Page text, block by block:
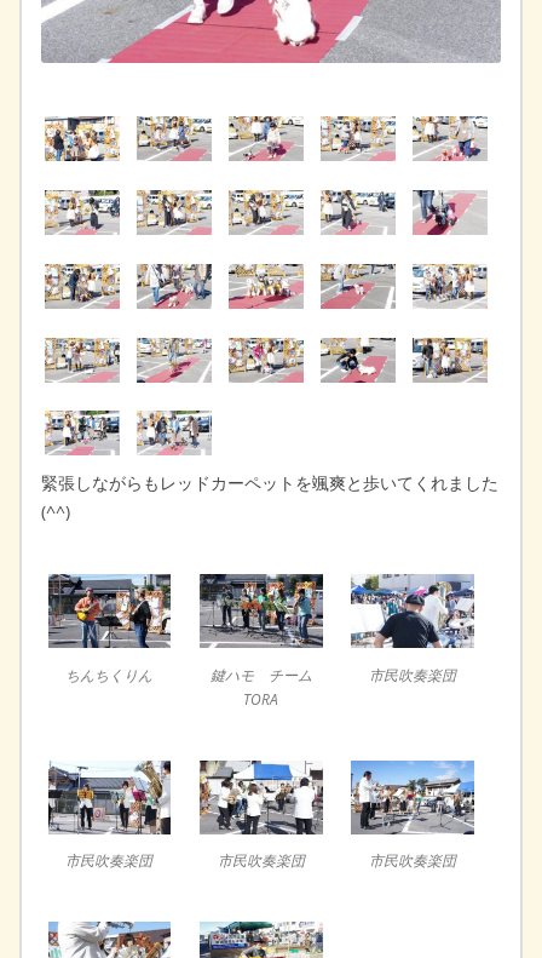
緊張しながらもレッドカーペットを颯爽と歩いてくれました
(^^)
ちんちくりん
鍵ハモ チーム
TORA
市民吹奏楽団
市民吹奏楽団 市民吹奏楽団 市民吹奏楽団